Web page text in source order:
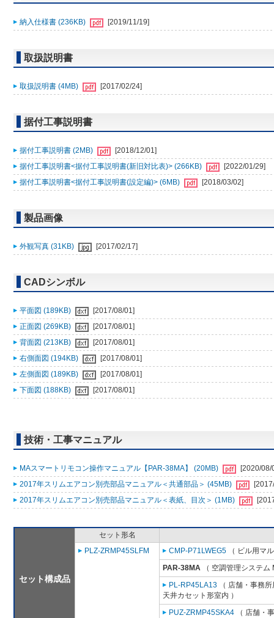
納入仕様書 (236KB) [2019/11/19]
取扱説明書
取扱説明書 (4MB) [2017/02/24]
据付工事説明書
据付工事説明書 (2MB)
[2018/12/01]
据付工事説明書<据付工事説明書(新旧対比表)> (266KB)
[2022/01/29]
据付工事説明書<据付工事説明書(設定編)> (6MB)
[2018/03/02]
製品画像
外観写真 (31KB) [2017/02/17]
CADシンボル
平面図 (189KB)
[2017/08/01]
正面図 (269KB)
[2017/08/01]
背面図 (213KB)
[2017/08/01]
右側面図 (194KB)
[2017/08/01]
左側面図 (189KB)
[2017/08/01]
下面図 (188KB)
[2017/08/01]
技術・工事マニュアル
MAスマートリモコン操作マニュアル【PAR-38MA】 (20MB)
[2020/08/
2017年スリムエアコン別売部品マニュアル＜共通部品＞ (45MB)
2017年スリムエアコン別売部品マニュアル＜表紙、目次＞ (1MB)
セット構成品
セット形名
PLZ-ZRMP45SLFM
CMP-P71LWEG5 （ ビル用マ
PAR-38MA （ 空調管理システム
PL-RP45LA13 （ 店舗・事務
天井カセット形室内 ）
PUZ-ZRMP45SKA4 （ 店舗・